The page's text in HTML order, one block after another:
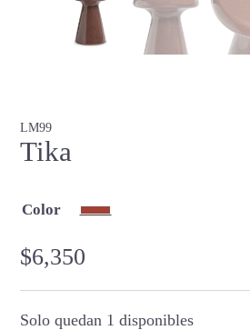
LM99
Tika
Color
$6,350
Solo quedan 1 disponibles